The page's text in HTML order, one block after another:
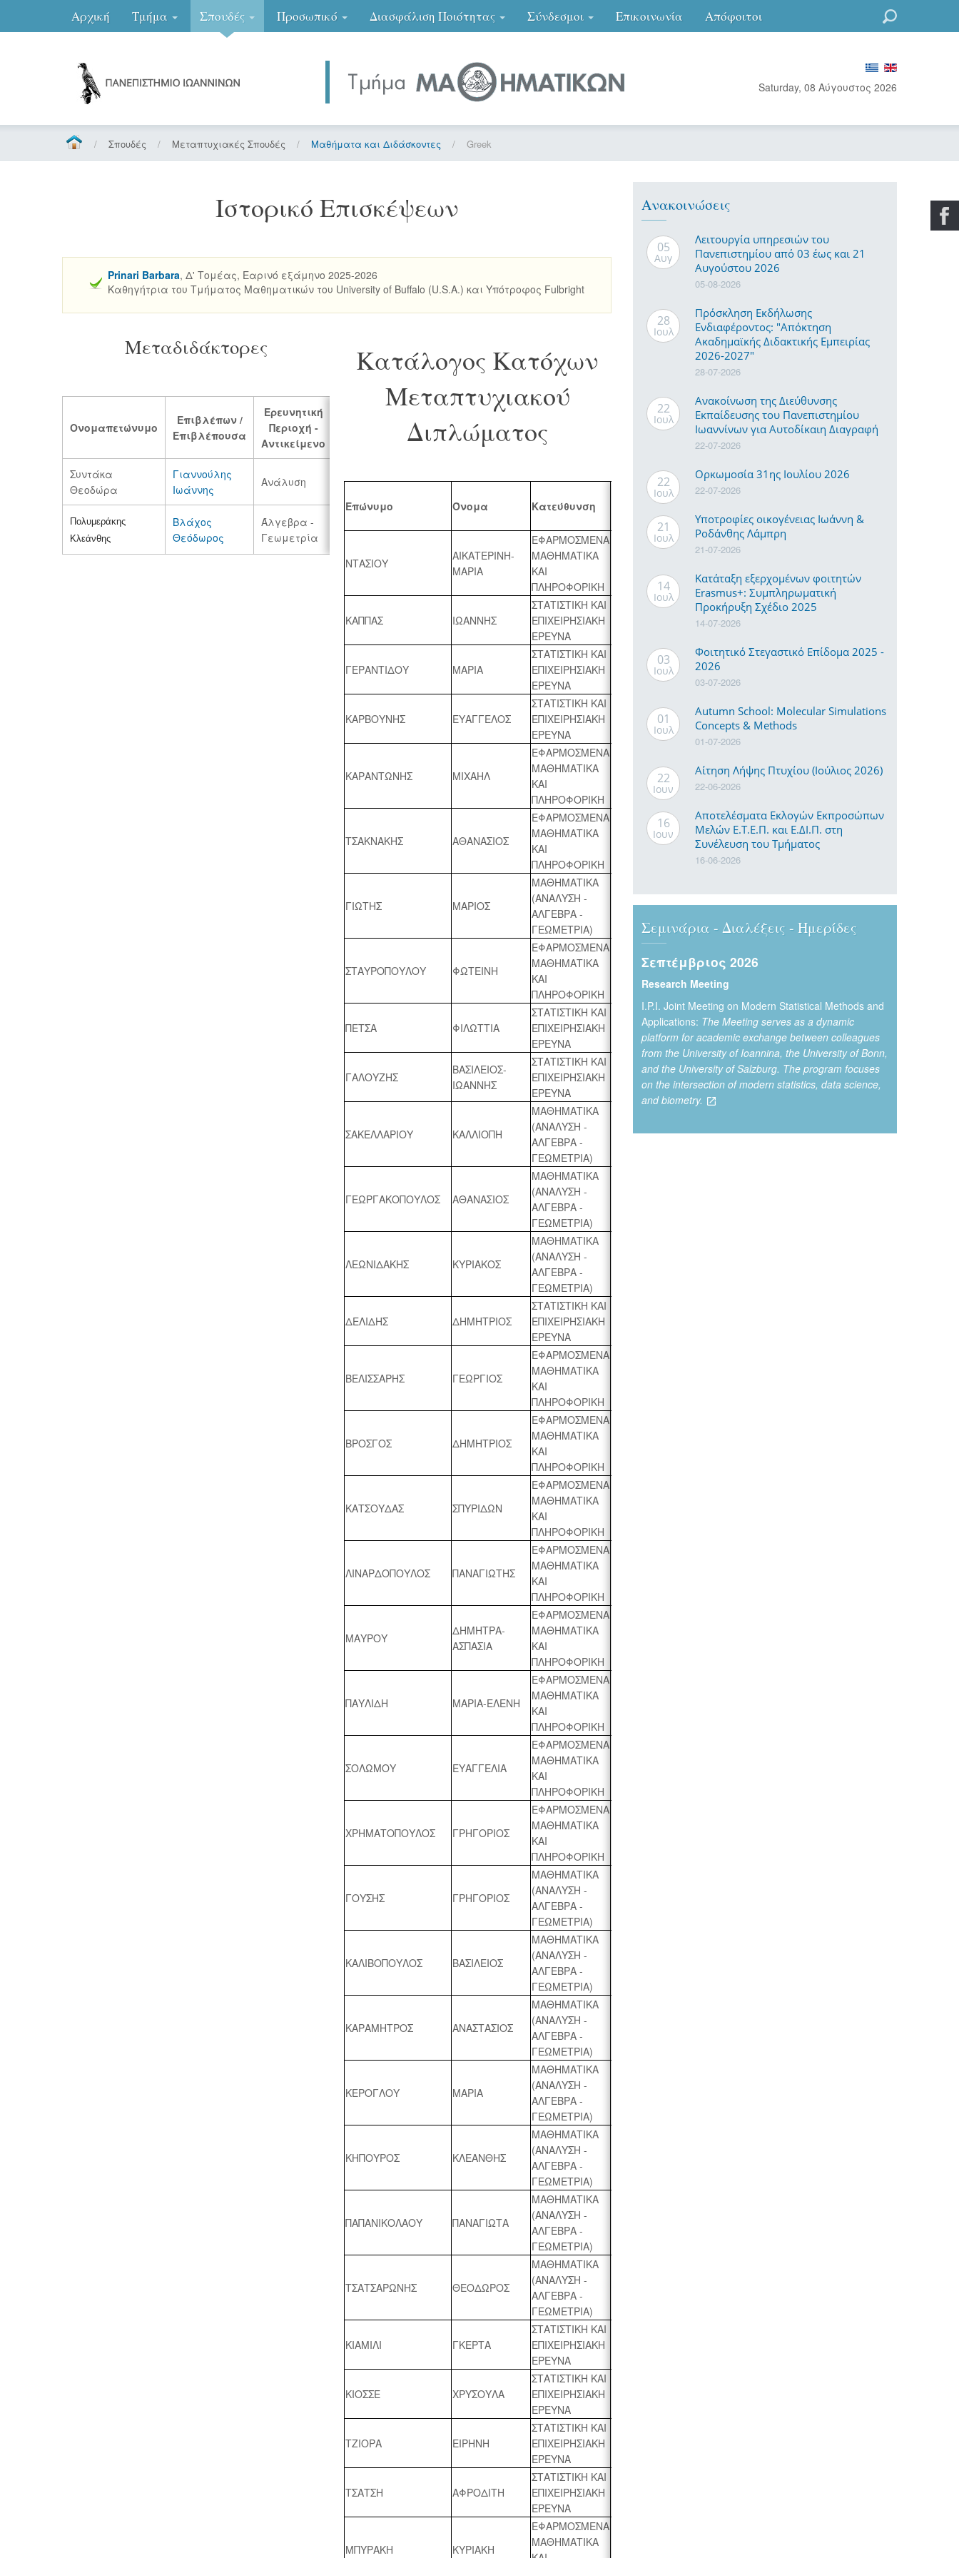
Αρχική Τμήμα Σπουδές Προσωπικό Διασφάλιση Ποιότητας Σύνδεσμοι Επικοινωνία Απόφοιτοι
Saturday, 08 Αύγουστος 2026
/ Σπουδές / Μεταπτυχιακές Σπουδές / Μαθήματα και Διδάσκοντες / Greek
Ιστορικό Επισκέψεων
Prinari Barbara, Δ' Τομέας, Εαρινό εξάμηνο 2025-2026
Καθηγήτρια του Τμήματος Μαθηματικών του University of Buffalo (U.S.A.) και Υπότροφος Fulbright
Μεταδιδάκτορες
Ονομαπετώνυμο
Επιβλέπων /
Επιβλέπουσα
Ερευνητική
Περιοχή -
Αντικείμενο
Συντάκα
Θεοδώρα
Γιαννούλης
Ιωάννης
Ανάλυση
Πολυμεράκης
Κλεάνθης
Βλάχος
Θεόδωρος
Άλγεβρα -
Γεωμετρία
Κατάλογος Κατόχων
Μεταπτυχιακού
Διπλώματος
Επώνυμο Όνομα Κατεύθυνση
Ακαδημαϊκό
Ορκωμοσίας
ΝΤΑΣΙΟΥ
ΑΙΚΑΤΕΡΙΝΗ-
ΜΑΡΙΑ
ΕΦΑΡΜΟΣΜΕΝΑ
ΜΑΘΗΜΑΤΙΚΑ
ΚΑΙ
ΠΛΗΡΟΦΟΡΙΚΗ
ΚΑΠΠΑΣ ΙΩΑΝΝΗΣ
ΣΤΑΤΙΣΤΙΚΗ ΚΑΙ
ΕΠΙΧΕΙΡΗΣΙΑΚΗ
ΕΡΕΥΝΑ
ΓΕΡΑΝΤΙΔΟΥ ΜΑΡΙΑ
ΣΤΑΤΙΣΤΙΚΗ ΚΑΙ
ΕΠΙΧΕΙΡΗΣΙΑΚΗ
ΕΡΕΥΝΑ
2024 - 2025
ΚΑΡΒΟΥΝΗΣ ΕΥΑΓΓΕΛΟΣ
ΣΤΑΤΙΣΤΙΚΗ ΚΑΙ
ΕΠΙΧΕΙΡΗΣΙΑΚΗ
ΕΡΕΥΝΑ
2024 - 2025
ΚΑΡΑΝΤΩΝΗΣ ΜΙΧΑΗΛ
ΕΦΑΡΜΟΣΜΕΝΑ
ΜΑΘΗΜΑΤΙΚΑ
ΚΑΙ
ΠΛΗΡΟΦΟΡΙΚΗ
2024 - 2025
ΤΣΑΚΝΑΚΗΣ ΑΘΑΝΑΣΙΟΣ
ΕΦΑΡΜΟΣΜΕΝΑ
ΜΑΘΗΜΑΤΙΚΑ
ΚΑΙ
ΠΛΗΡΟΦΟΡΙΚΗ
2024 - 2025
ΓΙΩΤΗΣ ΜΑΡΙΟΣ
ΜΑΘΗΜΑΤΙΚΑ
(ΑΝΑΛΥΣΗ -
ΑΛΓΕΒΡΑ -
ΓΕΩΜΕΤΡΙΑ)
2024 - 2025
ΣΤΑΥΡΟΠΟΥΛΟΥ ΦΩΤΕΙΝΗ
ΕΦΑΡΜΟΣΜΕΝΑ
ΜΑΘΗΜΑΤΙΚΑ
ΚΑΙ
ΠΛΗΡΟΦΟΡΙΚΗ
2024 - 2025
ΠΕΤΣΑ ΦΙΛΩΤΤΙΑ
ΣΤΑΤΙΣΤΙΚΗ ΚΑΙ
ΕΠΙΧΕΙΡΗΣΙΑΚΗ
ΕΡΕΥΝΑ
2024 - 2025
ΓΑΛΟΥΖΗΣ
ΒΑΣΙΛΕΙΟΣ-
ΙΩΑΝΝΗΣ
ΣΤΑΤΙΣΤΙΚΗ ΚΑΙ
ΕΠΙΧΕΙΡΗΣΙΑΚΗ
ΕΡΕΥΝΑ
2024 - 2025
ΣΑΚΕΛΛΑΡΙΟΥ ΚΑΛΛΙΟΠΗ
ΜΑΘΗΜΑΤΙΚΑ
(ΑΝΑΛΥΣΗ -
ΑΛΓΕΒΡΑ -
ΓΕΩΜΕΤΡΙΑ)
2024 - 2025
ΓΕΩΡΓΑΚΟΠΟΥΛΟΣ ΑΘΑΝΑΣΙΟΣ
ΜΑΘΗΜΑΤΙΚΑ
(ΑΝΑΛΥΣΗ -
ΑΛΓΕΒΡΑ -
ΓΕΩΜΕΤΡΙΑ)
ΛΕΩΝΙΔΑΚΗΣ ΚΥΡΙΑΚΟΣ
ΜΑΘΗΜΑΤΙΚΑ
(ΑΝΑΛΥΣΗ -
ΑΛΓΕΒΡΑ -
ΓΕΩΜΕΤΡΙΑ)
ΔΕΛΙΔΗΣ ΔΗΜΗΤΡΙΟΣ
ΣΤΑΤΙΣΤΙΚΗ ΚΑΙ
ΕΠΙΧΕΙΡΗΣΙΑΚΗ
ΕΡΕΥΝΑ
ΒΕΛΙΣΣΑΡΗΣ ΓΕΩΡΓΙΟΣ
ΕΦΑΡΜΟΣΜΕΝΑ
ΜΑΘΗΜΑΤΙΚΑ
ΚΑΙ
ΠΛΗΡΟΦΟΡΙΚΗ
ΒΡΟΣΓΟΣ ΔΗΜΗΤΡΙΟΣ
ΕΦΑΡΜΟΣΜΕΝΑ
ΜΑΘΗΜΑΤΙΚΑ
ΚΑΙ
ΠΛΗΡΟΦΟΡΙΚΗ
ΚΑΤΣΟΥΔΑΣ ΣΠΥΡΙΔΩΝ
ΕΦΑΡΜΟΣΜΕΝΑ
ΜΑΘΗΜΑΤΙΚΑ
ΚΑΙ
ΠΛΗΡΟΦΟΡΙΚΗ
ΛΙΝΑΡΔΟΠΟΥΛΟΣ ΠΑΝΑΓΙΩΤΗΣ
ΕΦΑΡΜΟΣΜΕΝΑ
ΜΑΘΗΜΑΤΙΚΑ
ΚΑΙ
ΠΛΗΡΟΦΟΡΙΚΗ
ΜΑΥΡΟΥ
ΔΗΜΗΤΡΑ-
ΑΣΠΑΣΙΑ
ΕΦΑΡΜΟΣΜΕΝΑ
ΜΑΘΗΜΑΤΙΚΑ
ΚΑΙ
ΠΛΗΡΟΦΟΡΙΚΗ
ΠΑΥΛΙΔΗ ΜΑΡΙΑ-ΕΛΕΝΗ
ΕΦΑΡΜΟΣΜΕΝΑ
ΜΑΘΗΜΑΤΙΚΑ
ΚΑΙ
ΠΛΗΡΟΦΟΡΙΚΗ
ΣΟΛΩΜΟΥ ΕΥΑΓΓΕΛΙΑ
ΕΦΑΡΜΟΣΜΕΝΑ
ΜΑΘΗΜΑΤΙΚΑ
ΚΑΙ
ΠΛΗΡΟΦΟΡΙΚΗ
ΧΡΗΜΑΤΟΠΟΥΛΟΣ ΓΡΗΓΟΡΙΟΣ
ΕΦΑΡΜΟΣΜΕΝΑ
ΜΑΘΗΜΑΤΙΚΑ
ΚΑΙ
ΠΛΗΡΟΦΟΡΙΚΗ
ΓΟΥΣΗΣ ΓΡΗΓΟΡΙΟΣ
ΜΑΘΗΜΑΤΙΚΑ
(ΑΝΑΛΥΣΗ -
ΑΛΓΕΒΡΑ -
ΓΕΩΜΕΤΡΙΑ)
ΚΑΛΙΒΟΠΟΥΛΟΣ ΒΑΣΙΛΕΙΟΣ
ΜΑΘΗΜΑΤΙΚΑ
(ΑΝΑΛΥΣΗ -
ΑΛΓΕΒΡΑ -
ΓΕΩΜΕΤΡΙΑ)
ΚΑΡΑΜΗΤΡΟΣ ΑΝΑΣΤΑΣΙΟΣ
ΜΑΘΗΜΑΤΙΚΑ
(ΑΝΑΛΥΣΗ -
ΑΛΓΕΒΡΑ -
ΓΕΩΜΕΤΡΙΑ)
ΚΕΡΟΓΛΟΥ ΜΑΡΙΑ
ΜΑΘΗΜΑΤΙΚΑ
(ΑΝΑΛΥΣΗ -
ΑΛΓΕΒΡΑ -
ΓΕΩΜΕΤΡΙΑ)
ΚΗΠΟΥΡΟΣ ΚΛΕΑΝΘΗΣ
ΜΑΘΗΜΑΤΙΚΑ
(ΑΝΑΛΥΣΗ -
ΑΛΓΕΒΡΑ -
ΓΕΩΜΕΤΡΙΑ)
ΠΑΠΑΝΙΚΟΛΑΟΥ ΠΑΝΑΓΙΩΤΑ
ΜΑΘΗΜΑΤΙΚΑ
(ΑΝΑΛΥΣΗ -
ΑΛΓΕΒΡΑ -
ΓΕΩΜΕΤΡΙΑ)
ΤΣΑΤΣΑΡΩΝΗΣ ΘΕΟΔΩΡΟΣ
ΜΑΘΗΜΑΤΙΚΑ
(ΑΝΑΛΥΣΗ -
ΑΛΓΕΒΡΑ -
ΓΕΩΜΕΤΡΙΑ)
ΚΙΑΜΙΛΙ ΓΚΕΡΤΑ
ΣΤΑΤΙΣΤΙΚΗ ΚΑΙ
ΕΠΙΧΕΙΡΗΣΙΑΚΗ
ΕΡΕΥΝΑ
ΚΙΟΣΣΕ ΧΡΥΣΟΥΛΑ
ΣΤΑΤΙΣΤΙΚΗ ΚΑΙ
ΕΠΙΧΕΙΡΗΣΙΑΚΗ
ΕΡΕΥΝΑ
ΤΖΙΟΡΑ ΕΙΡΗΝΗ
ΣΤΑΤΙΣΤΙΚΗ ΚΑΙ
ΕΠΙΧΕΙΡΗΣΙΑΚΗ
ΕΡΕΥΝΑ
ΤΣΑΤΣΗ ΑΦΡΟΔΙΤΗ
ΣΤΑΤΙΣΤΙΚΗ ΚΑΙ
ΕΠΙΧΕΙΡΗΣΙΑΚΗ
ΕΡΕΥΝΑ
ΜΠΥΡΑΚΗ ΚΥΡΙΑΚΗ
ΕΦΑΡΜΟΣΜΕΝΑ
ΜΑΘΗΜΑΤΙΚΑ
Ανακοινώσεις
05
Αυγ
Λειτουργία υπηρεσιών του
Πανεπιστημίου από 03 έως και 21
Αυγούστου 2026
05-08-2026
28
Ιουλ
Πρόσκληση Εκδήλωσης
Ενδιαφέροντος: "Απόκτηση
Ακαδημαϊκής Διδακτικής Εμπειρίας
2026-2027"
28-07-2026
22
Ιουλ
Ανακοίνωση της Διεύθυνσης
Εκπαίδευσης του Πανεπιστημίου
Ιωαννίνων για Αυτοδίκαιη Διαγραφή
22-07-2026
22
Ιουλ
Ορκωμοσία 31ης Ιουλίου 2026
22-07-2026
21
Ιουλ
Υποτροφίες οικογένειας Ιωάννη &
Ροδάνθης Λάμπρη
21-07-2026
14
Ιουλ
Κατάταξη εξερχομένων φοιτητών
Erasmus+: Συμπληρωματική
Προκήρυξη Σχέδιο 2025
14-07-2026
03
Ιουλ
Φοιτητικό Στεγαστικό Επίδομα 2025 -
2026
03-07-2026
01
Ιουλ
Autumn School: Molecular Simulations
Concepts & Methods
01-07-2026
22
Ιουν
Αίτηση Λήψης Πτυχίου (Ιούλιος 2026)
22-06-2026
16
Ιουν
Αποτελέσματα Εκλογών Εκπροσώπων
Μελών Ε.Τ.Ε.Π. και Ε.ΔΙ.Π. στη
Συνέλευση του Τμήματος
16-06-2026
Σεμινάρια - Διαλέξεις - Ημερίδες
Σεπτέμβριος 2026
Research Meeting
Ι.P.I. Joint Meeting on Modern Statistical Methods and
Applications: The Meeting serves as a dynamic
platform for academic exchange between colleagues
from the University of Ioannina, the University of Bonn,
and the University of Salzburg. The program focuses
on the intersection of modern statistics, data science,
and biometry.